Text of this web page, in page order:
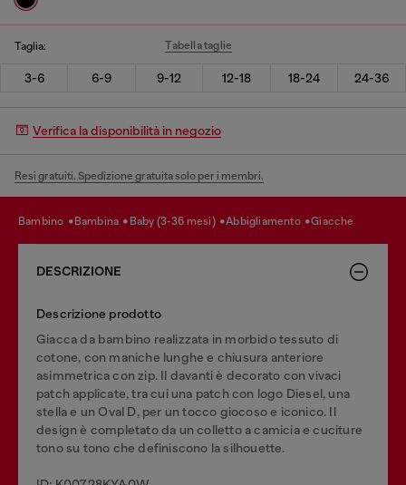
Taglia: Tabella taglie
3-6 6-9 9-12 12-18 18-24 24-36
Verifica la disponibilità in negozio
Resi gratuiti. Spedizione gratuita solo per i membri.
bambino bambina baby (3-36 mesi) abbigliamento giacche
DESCRIZIONE
Descrizione prodotto
Giacca da bambino realizzata in morbido tessuto di
cotone, con maniche lunghe e chiusura anteriore
asimmetrica con zip. Il davanti è decorato con vivaci
patch applicate, tra cui una patch con logo Diesel, una
stella e un Oval D, per un tocco giocoso e iconico. Il
design è completato da un colletto a camicia e cuciture
tono su tono che definiscono la silhouette.